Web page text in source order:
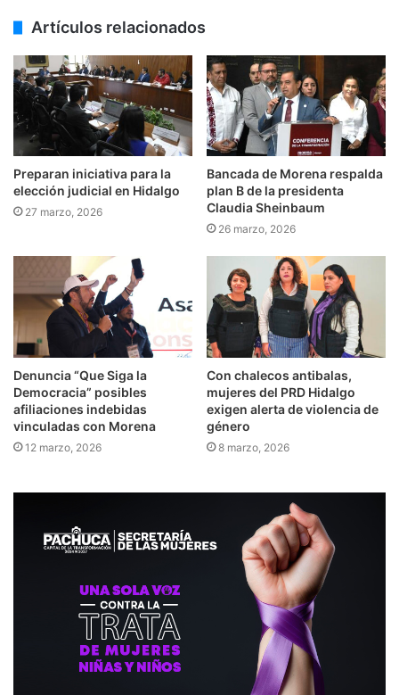
Artículos relacionados
Preparan iniciativa para la
elección judicial en Hidalgo
27 marzo, 2026
Bancada de Morena respalda
plan B de la presidenta
Claudia Sheinbaum
26 marzo, 2026
Denuncia “Que Siga la
Democracia” posibles
afiliaciones indebidas
vinculadas con Morena
12 marzo, 2026
Con chalecos antibalas,
mujeres del PRD Hidalgo
exigen alerta de violencia de
género
8 marzo, 2026